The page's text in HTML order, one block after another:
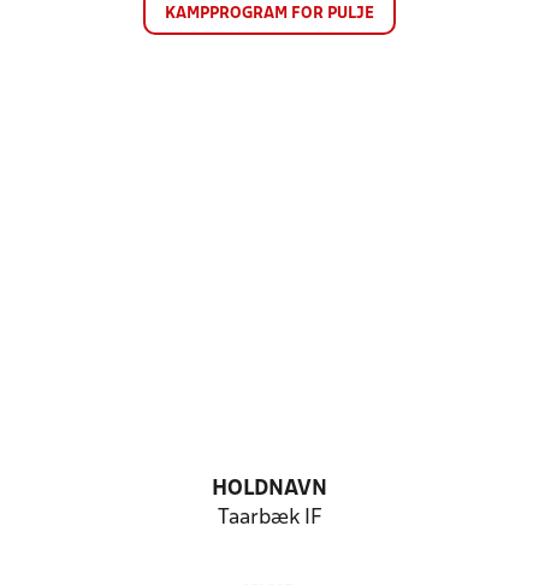
KAMPPROGRAM FOR PULJE
HOLDNAVN
Taarbæk IF